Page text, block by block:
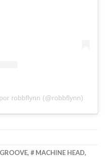
robbflynn (@robbflynn)
GROOVE, MACHINE HEAD,